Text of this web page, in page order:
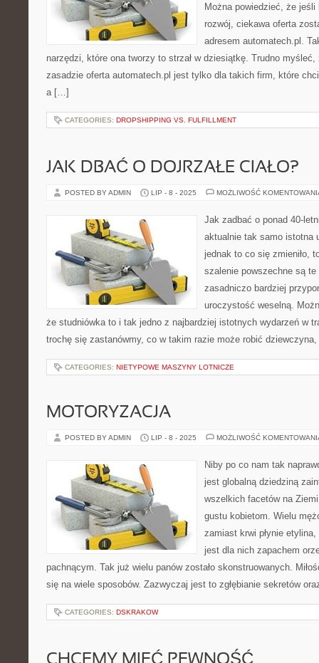
Można powiedzieć, że
rozwój, ciekawa oferta
adresem automatech.pl.
narzędzi, które ona tworzy to strzał w dziesiątkę. Trudno
zasadzie oferta automatech.pl jest tylko dla takich firm, które
a […]
CATEGORIES: DROPSHIPPING VS. FULFILLMENT
JAK DBAĆ O DOJRZAŁE CIAŁO?
POSTED BY ADMIN LIP - 8 - 2025 MOŻLIWOŚĆ
Jak zadbać o ponad 40-
aktualnie tak samo istotna
jednak to co się zmieniło,
szalenie powszechne są
zasadniczo bardziej
uroczystość weselną.
że studniówka to i tak jedno z najbardziej istotnych wydarzeń w
trochę się zastanówmy, co w takim razie może robić
CATEGORIES: NIETYPOWE MASZYNY LOTNICZE
MOTORYZACJA
POSTED BY ADMIN LIP - 8 - 2025 MOŻLIWOŚĆ
Niby po co nam tak
jest globalną dziedziną
wszelkich facetów na
gustu kobietom. Wielu
zamiast krwi płynie
jest dla nich zapachem
pachnącym. Tak już wielu panów zostało skonstruowanych.
się na wiele sposobów. Zazwyczaj jest to zgłębianie sekretów
CATEGORIES: DSKRAKOW